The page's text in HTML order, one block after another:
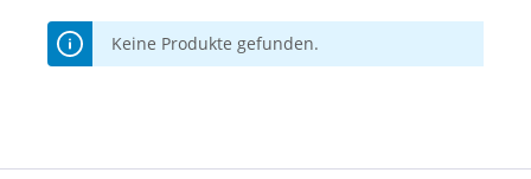
Keine Produkte gefunden.